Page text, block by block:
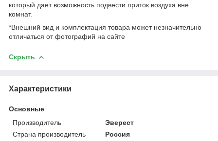
который дает возможность подвести приток воздуха вне
комнат.
*Внешний вид и комплектация товара может незначительно
отличаться от фотографий на сайте
Скрыть
Характеристики
Основные
Производитель
Эверест
Страна производитель
Россия